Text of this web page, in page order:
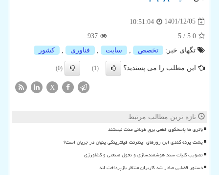
1401/12/05
10:51:04
5.0
/
5
937
تگهای خبر:
تخصص سایت فناوری كشور
این مطلب را می پسندید؟ (1)
(0)
X
تازه ترین مطالب مرتبط
باتری ها پاسخگوی قطعی برق طولانی مدت نیستند
پشت پرده کندی این روزهای اینترنت فیلترینگی پنهان در جریان است؟
تصویب کلیات سند هوشمندسازی و تحول صنعتی و کشاورزی
دستور قضایی صادر شد کاربران منتظر بازپرداخت اند